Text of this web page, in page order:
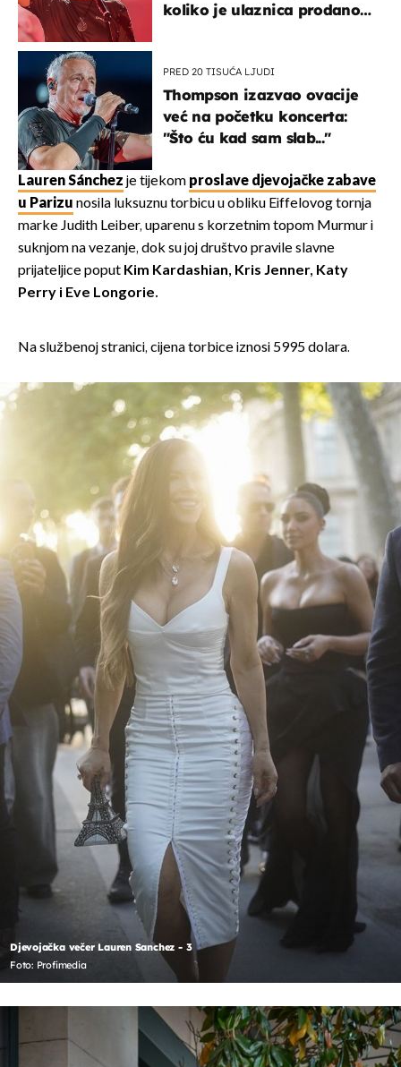
koliko je ulaznica prodano
PRED 20 TISUĆA LJUDI
Thompson izazvao ovacije
već na početku koncerta:
"Što ću kad sam slab..."
Lauren Sánchez je tijekom proslave djevojačke zabave
u Parizu nosila luksuznu torbicu u obliku Eiffelovog tornja
marke Judith Leiber, uparenu s korzetnim topom Murmur i
suknjom na vezanje, dok su joj društvo pravile slavne
prijateljice poput Kim Kardashian, Kris Jenner, Katy
Perry i Eve Longorie.
Na službenoj stranici, cijena torbice iznosi 5995 dolara.
Djevojačka večer Lauren Sanchez - 3
Foto: Profimedia